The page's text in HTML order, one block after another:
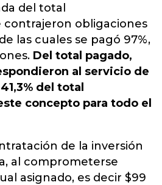
del total
obligaciones
las cuales se pagó 97%,
Del total pagado,
al servicio de
del total
concepto para todo el
de la inversión
al comprometerse
asignado, es decir $99